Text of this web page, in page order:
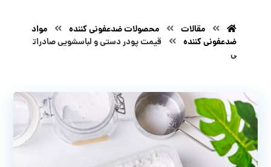
مقالات محصولات ضدعفونی کننده
مواد
ضدعفونی کننده
قیمت پودر دستی و لباسشویی صادرات
ی